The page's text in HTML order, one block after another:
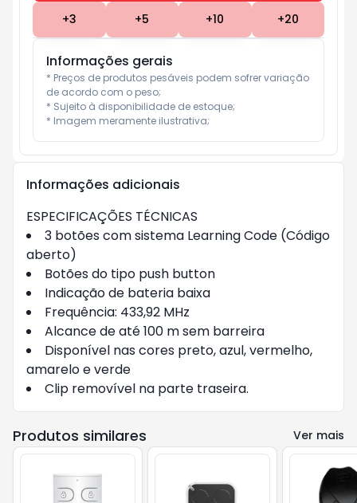
+3 +5 +10 +20
Informações gerais
* Preços de produtos pesáveis podem sofrer variação
de acordo com o peso;
* Sujeito à disponibilidade de estoque;
* Imagem meramente ilustrativa;
Informações adicionais
ESPECIFICAÇÕES TÉCNICAS
3 botões com sistema Learning Code (Código
aberto)
Botões do tipo push button
Indicação de bateria baixa
Frequência: 433,92 MHz
Alcance de até 100 m sem barreira
Disponível nas cores preto, azul, vermelho,
amarelo e verde
Clip removível na parte traseira.
Produtos similares Ver mais